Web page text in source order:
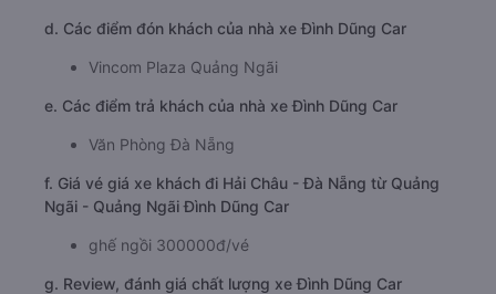
d. Các điểm đón khách của nhà xe Đình Dũng Car
Vincom Plaza Quảng Ngãi
e. Các điểm trả khách của nhà xe Đình Dũng Car
Văn Phòng Đà Nẵng
f. Giá vé giá xe khách đi Hải Châu - Đà Nẵng từ Quảng
Ngãi - Quảng Ngãi Đình Dũng Car
ghế ngồi 300000đ/vé
g. Review, đánh giá chất lượng xe Đình Dũng Car